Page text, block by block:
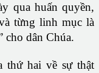
qua huấn quyền,
từng linh mục là
cho dân Chúa.
thứ hai về sự thật